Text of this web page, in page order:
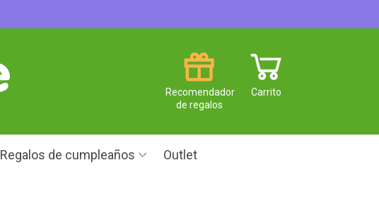
Carrito
Recomendador
de regalos
Regalos de cumpleaños Outlet